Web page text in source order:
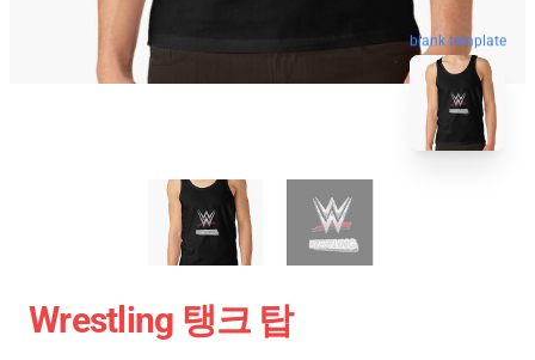
blank template
Wrestling 탱크 탑